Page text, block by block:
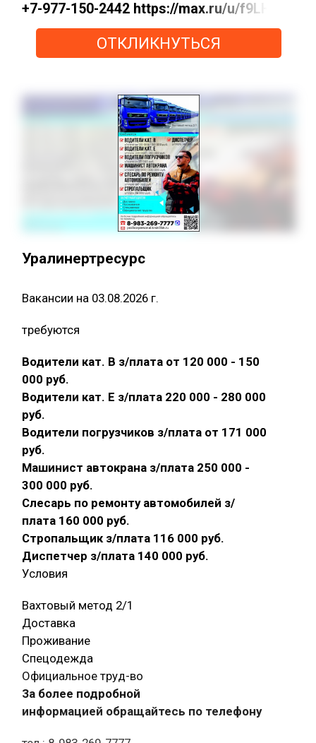
+7-977-150-2442 https://max.ru/u/
ОТКЛИКНУТЬСЯ
Уралинертресурс
Вакансии на 03.08.2026 г.
требуются
Водители кат. В з/плата от 120 000 - 150
000 руб.
Водители кат. Е з/плата 220 000 - 280 000
руб.
Водители погрузчиков з/плата от 171 000
руб.
Машинист автокрана з/плата 250 000 -
300 000 руб.
Слесарь по ремонту автомобилей з/
плата 160 000 руб.
Стропальщик з/плата 116 000 руб.
Диспетчер з/плата 140 000 руб.
Условия
Вахтовый метод 2/1
Доставка
Проживание
Спецодежда
Официальное труд-во
За более подробной
информацией обращайтесь по телефону